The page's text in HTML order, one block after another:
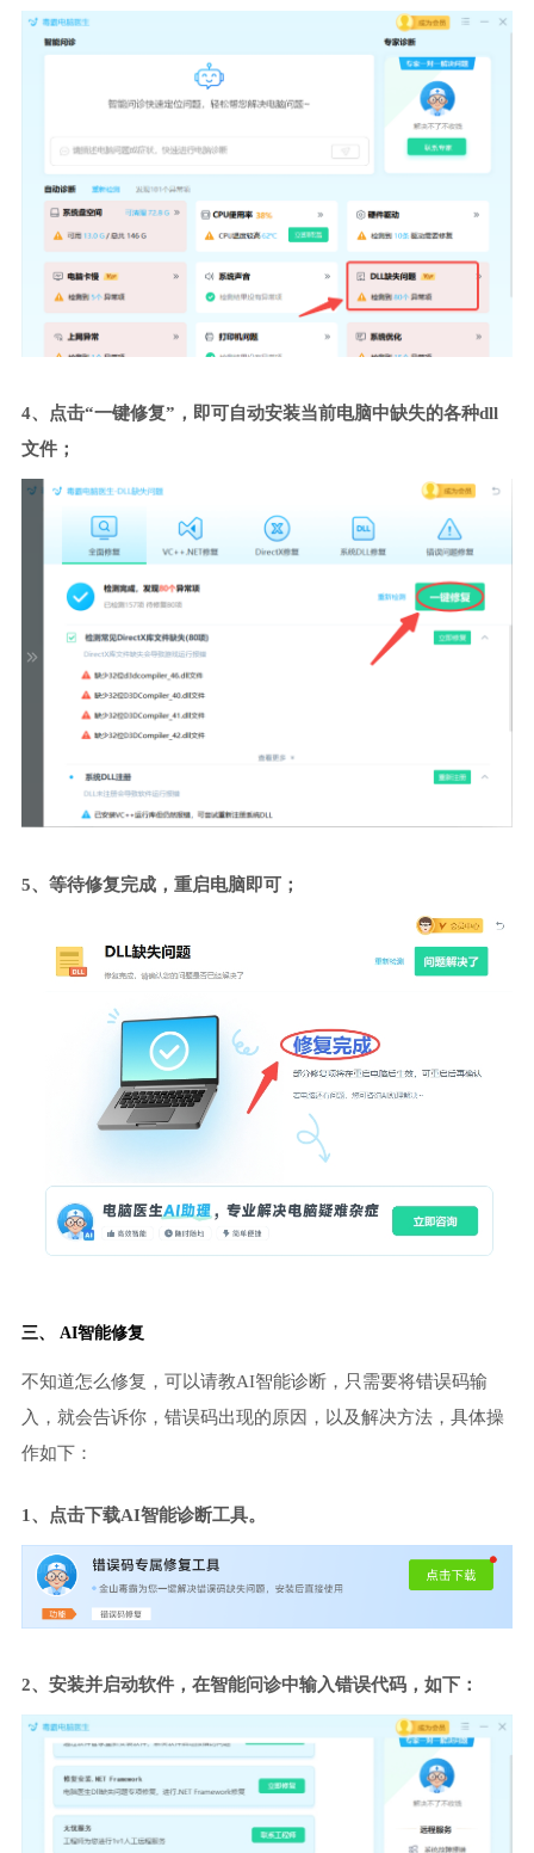
4、点击“一键修复”，即可自动安装当前电脑中缺失的各种dll
文件；
5、等待修复完成，重启电脑即可；
三、 AI智能修复
不知道怎么修复，可以请教AI智能诊断，只需要将错误码输
入，就会告诉你，错误码出现的原因，以及解决方法，具体操
作如下：
1、点击下载AI智能诊断工具。
2、安装并启动软件，在智能问诊中输入错误代码，如下：